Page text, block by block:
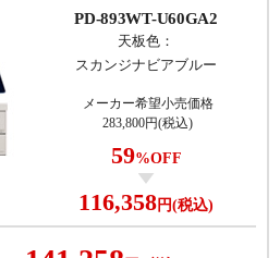
PD-893WT-U60GA2
天板色：
スカンジナビアブルー
メーカー希望小売価格
283,800円(税込)
59%OFF
116,358 円(税込)